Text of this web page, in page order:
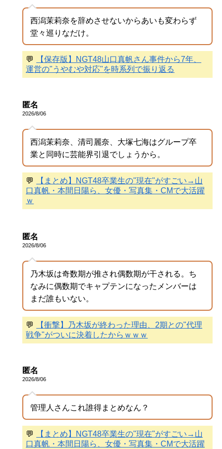
西潟茉莉奈を辞めさせないからあいも変わらず
堂々巡りなだけ。
💬
【保存版】NGT48山口真帆さん事件から7年、
運営の"うやむや対応"を時系列で振り返る
匿名
2026/8/06
西潟茉莉奈、清司麗奈、大塚七海はグループ卒
業と同時に芸能界引退でしょうから。
💬
【まとめ】NGT48卒業生の"現在"がすごい→山
口真帆・本間日陽ら、女優・写真集・CMで大活躍
ｗ
匿名
2026/8/06
乃木坂は奇数期が推され偶数期が干される。ち
なみに偶数期でキャプテンになったメンバーは
まだ誰もいない。
💬
【衝撃】乃木坂が終わった理由、2期との"代理
戦争"がついに決着したからｗｗｗ
匿名
2026/8/06
管理人さんこれ誰得まとめなん？
💬
【まとめ】NGT48卒業生の"現在"がすごい→山
口真帆・本間日陽ら、女優・写真集・CMで大活躍